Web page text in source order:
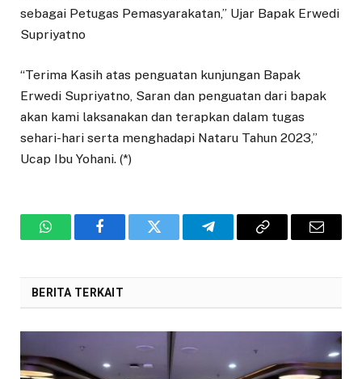
sebagai Petugas Pemasyarakatan,” Ujar Bapak Erwedi
Supriyatno
“Terima Kasih atas penguatan kunjungan Bapak
Erwedi Supriyatno, Saran dan penguatan dari bapak
akan kami laksanakan dan terapkan dalam tugas
sehari-hari serta menghadapi Nataru Tahun 2023,”
Ucap Ibu Yohani. (*)
WhatsAppFacebookTwitter TelegramCopy
Email
BERITA TERKAIT